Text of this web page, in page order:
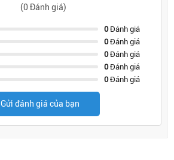
(0 Đánh giá)
0Đánh giá
0Đánh giá
0Đánh giá
0Đánh giá
0Đánh giá
Gửi đánh giá của bạn